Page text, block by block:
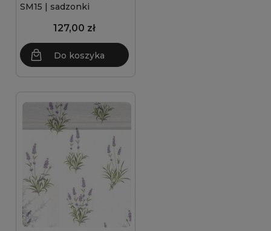
SM15 | sadzonki
127,00 zł
Do koszyka